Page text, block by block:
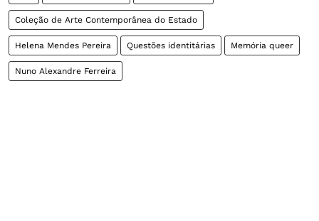
Coleção de Arte Contemporânea do Estado
Helena Mendes Pereira Questões identitárias Memória queer
Nuno Alexandre Ferreira